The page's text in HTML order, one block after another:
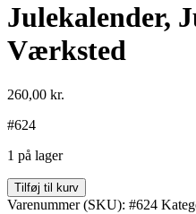
Julekalender,
Værksted
260,00 kr.
#624
1 på lager
Julekalender,
Julemandens
Tilføj til kurv
Varenummer (SKU): #624